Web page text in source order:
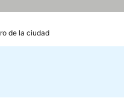
de la ciudad